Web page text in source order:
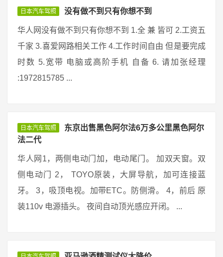
日本汽车驾照 没有做不到只有你想不到
华人网没有做不到只有你想不到 1.全 兼 皆可 2.工资五
千家 3.喜爱网路相关工作 4.工作时间自由 但是要完成
时数 5.宽带 电脑或高阶手机 自备 6. 请加张经理
:1972815785 ...
日本汽车驾照
东京出售黑色阿尔法6万多公里黑色阿尔
法二代
华人网1，两侧电动门加，电动尾门。 加双天窗。双
侧电动门 2， TOYO原装，大屏导航，加可连接蓝
牙。 3，吸顶电视。加带ETC。防侧滑。 4，前后 原
装110v 电源插头。 夜间自动顶光感应开闭。 ...